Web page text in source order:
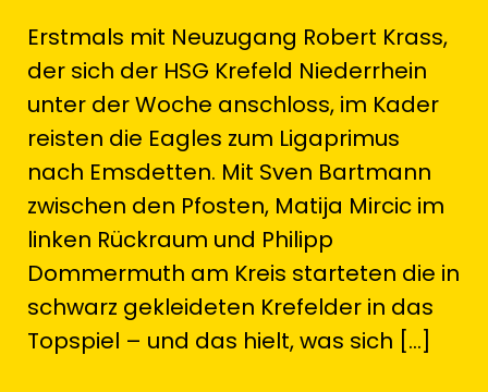
Erstmals mit Neuzugang Robert Krass,
der sich der HSG Krefeld Niederrhein
unter der Woche anschloss, im Kader
reisten die Eagles zum Ligaprimus
nach Emsdetten. Mit Sven Bartmann
zwischen den Pfosten, Matija Mircic im
linken Rückraum und Philipp
Dommermuth am Kreis starteten die in
schwarz gekleideten Krefelder in das
Topspiel – und das hielt, was sich […]